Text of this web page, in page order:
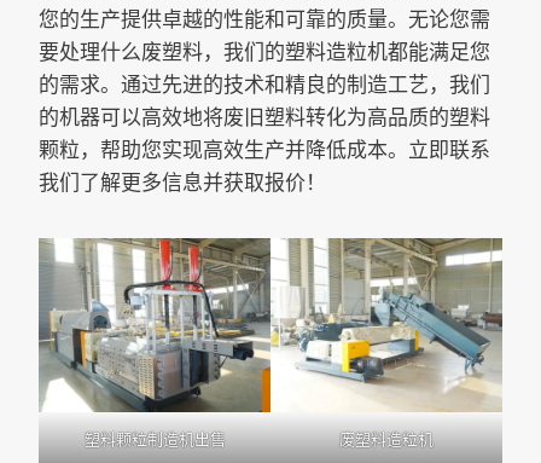
您的生产提供卓越的性能和可靠的质量。无论您需
要处理什么废塑料，我们的塑料造粒机都能满足您
的需求。通过先进的技术和精良的制造工艺，我们
的机器可以高效地将废旧塑料转化为高品质的塑料
颗粒，帮助您实现高效生产并降低成本。立即联系
我们了解更多信息并获取报价！
塑料颗粒制造机出售 废塑料造粒机